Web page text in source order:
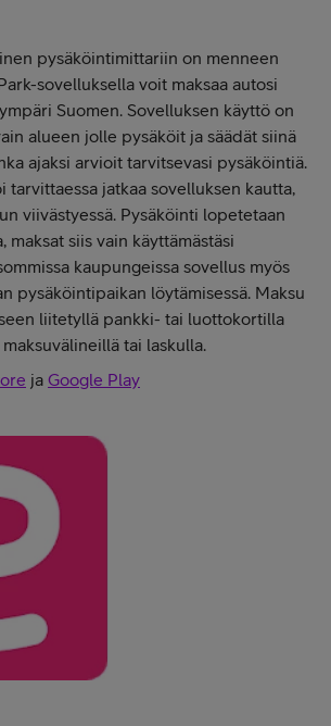
pysäköintimittariin on menneen
sovelluksella voit maksaa autosi
Suomen. Sovelluksen käyttö on
alueen jolle pysäköit ja säädät siinä
ajaksi arvioit tarvitsevasi pysäköintiä.
tarvittaessa jatkaa sovelluksen kautta,
viivästyessä. Pysäköinti lopetetaan
maksat siis vain käyttämästäsi
kaupungeissa sovellus myös
pysäköintipaikan löytämisessä. Maksu
liitetyllä pankki- tai luottokortilla
tai laskulla.
ja Google Play